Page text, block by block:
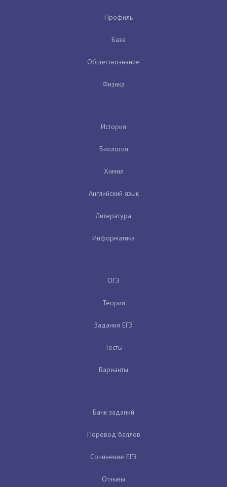
Профиль
База
Обществознание
Физика
История
Биология
Химия
Английский язык
Литература
Информатика
ОГЭ
Теория
Задания ЕГЭ
Тесты
Варианты
Банк заданий
Перевод баллов
Сочинение ЕГЭ
Отзывы